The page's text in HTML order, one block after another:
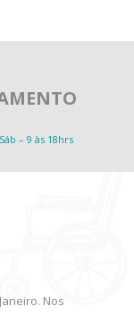
– 9 às 18hrs
Nos